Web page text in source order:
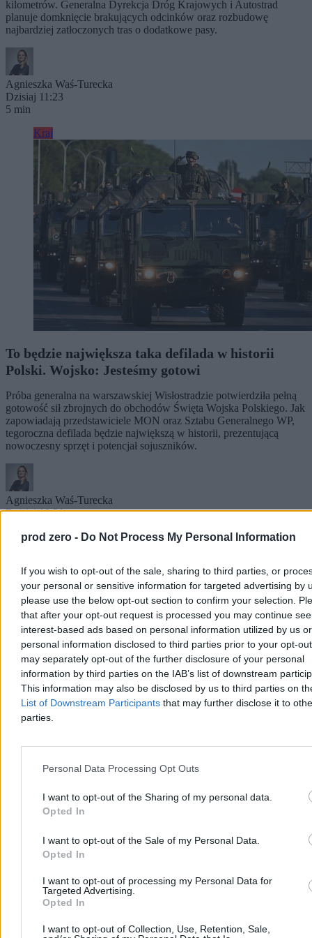
prod zero - Do Not Process My Personal Information
If you wish to opt-out of the sale, sharing to third parties, or
your personal or sensitive information for targeted advertising by
please use the below opt-out section to confirm your selection.
that after your opt-out request is processed you may continue
interest-based ads based on personal information utilized by us or
personal information disclosed to third parties prior to your opt-
may separately opt-out of the further disclosure of your personal
information by third parties on the IAB’s list of downstream
This information may also be disclosed by us to third parties on
List of Downstream Participants that may further disclose it to
parties.
Personal Data Processing Opt Outs
I want to opt-out of the Sharing of my personal data.
Opted In
I want to opt-out of the Sale of my Personal Data.
Opted In
I want to opt-out of processing my Personal Data for
Targeted Advertising.
Opted In
I want to opt-out of Collection, Use, Retention, Sale,
kilometrów. Generalna Dyrekcja Dróg Krajowych i Autostrad
planuje domknięcie brakujących odcinków oraz rozbudowę
najbardziej zatłoczonych tras o dodatkowe pasy.
Agnieszka Waś-Turecka
Dzisiaj 11:23
5 min
Kraj
To będzie największa taka defilada w historii
Polski. Wojsko: Jesteśmy gotowi
Próba generalna na warszawskiej Wisłostradzie potwierdziła pełną
gotowość sił zbrojnych do obchodów Święta Wojska Polskiego. Jak
zapowiadają przedstawiciele MON oraz Sztabu Generalnego WP,
tegoroczna defilada będzie największą w historii, prezentującą
nowoczesny sprzęt i potencjał sojuszników.
Agnieszka Waś-Turecka
Dzisiaj 10:21
Reklama